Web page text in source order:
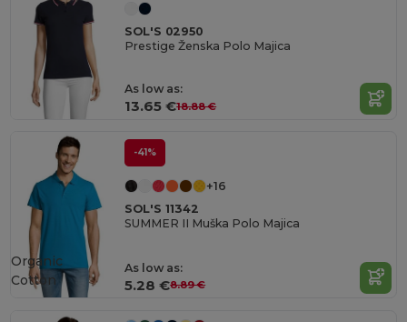
SOL'S 02950
Prestige Ženska Polo Majica
As low as:
13.65 €18.88 €
-41%
+16
SOL'S 11342
SUMMER II Muška Polo Majica
As low as:
5.28 €8.89 €
Organic
Cotton